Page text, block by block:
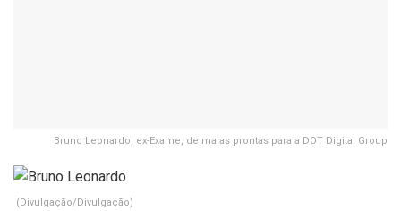
Bruno Leonardo, ex-Exame, de malas prontas para a DOT Digital Group
(Divulgação/Divulgação)